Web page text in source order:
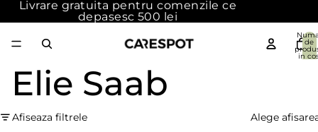
Livrare gratuita pentru comenzile ce
depasesc 500 lei
de
in
Elie Saab
Afiseaza filtrele
Alege